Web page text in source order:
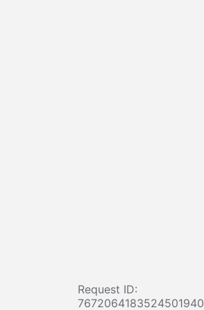
Request ID:
7672064183524501940